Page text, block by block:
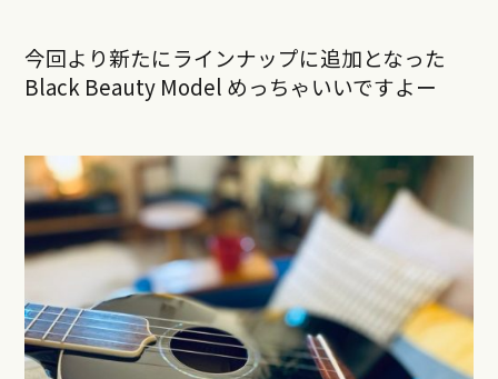
今回より新たにラインナップに追加となった
Black Beauty Model めっちゃいいですよー